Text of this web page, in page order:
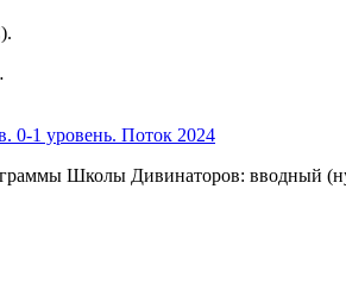
0-1 уровень. Поток 2024
Школы Дивинаторов: вводный